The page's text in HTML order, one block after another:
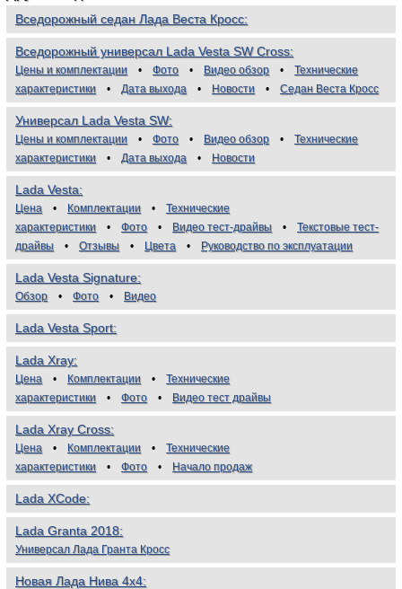
Вседорожный седан Лада Веста Кросс
Вседорожный универсал Lada Vesta SW Cross
Цены и комплектации Фото Видео обзор
Технические
характеристики
Дата выхода Новости Седан Веста Кросс
Универсал Lada Vesta SW
Цены и комплектации Фото Видео обзор
Технические
характеристики
Дата выхода Новости
Lada Vesta
Цена Комплектации
Технические
характеристики
Фото Видео тест-драйвы
Текстовые тест-
драйвы
Отзывы Цвета Руководство по эксплуатации
Lada Vesta Signature
Обзор Фото Видео
Lada Vesta Sport
Lada Xray
Цена Комплектации
Технические
характеристики
Фото Видео тест драйвы
Lada Xray Cross
Цена Комплектации
Технические
характеристики
Фото Начало продаж
Lada XCode
Lada Granta 2018
Универсал Лада Гранта Кросс
Новая Лада Нива 4х4